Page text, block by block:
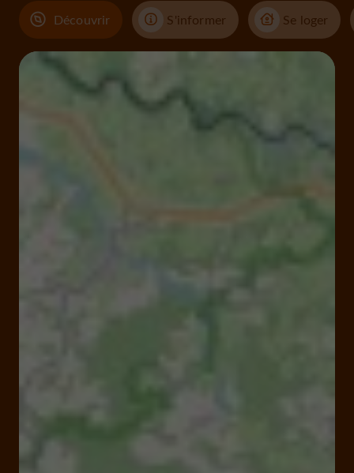
Découvrir S'informer Se loger